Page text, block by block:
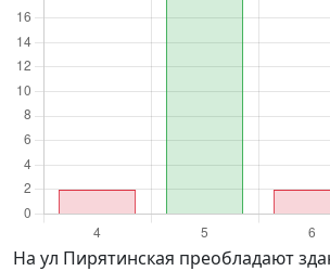
на ул Пирятинская преобладают здания 5 этажей.